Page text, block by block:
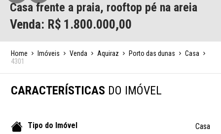
Casa frente a praia, rooftop pé na areia
Venda: R$ 1.800.000,00
Home Imóveis Venda Aquiraz Porto das dunas
Casa
4301
CARACTERÍSTICAS DO IMÓVEL
Tipo do Imóvel Casa